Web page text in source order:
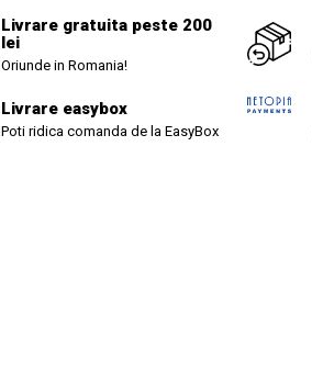
Livrare gratuita peste 200
lei
Oriunde in Romania!
Livrare easybox
Poti ridica comanda de la EasyBox